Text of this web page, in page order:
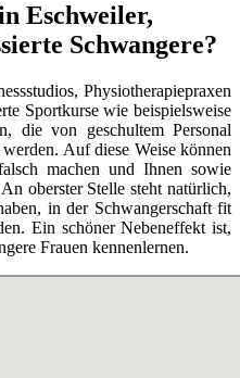
Eschweiler,
Schwangere?
Physiotherapiepraxen
Sportkurse wie beispielsweise
die von geschultem Personal
werden. Auf diese Weise können
machen und Ihnen sowie
oberster Stelle steht natürlich,
in der Schwangerschaft fit
Ein schöner Nebeneffekt ist,
Frauen kennenlernen.